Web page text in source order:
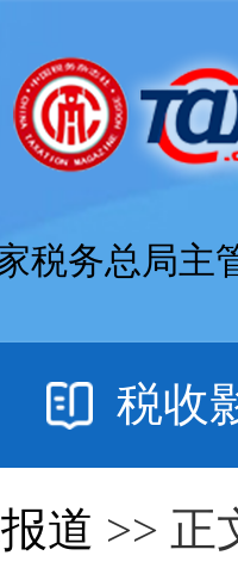
税务总局主
税收
道 >> 正